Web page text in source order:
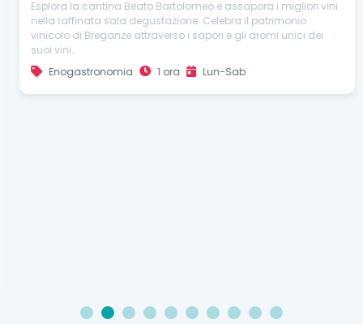
3 4 5 6 7 8 9 10